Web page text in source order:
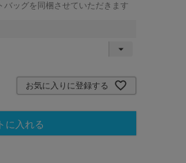
ッグを同梱させていただきます
お気に入りに登録する
に入れる